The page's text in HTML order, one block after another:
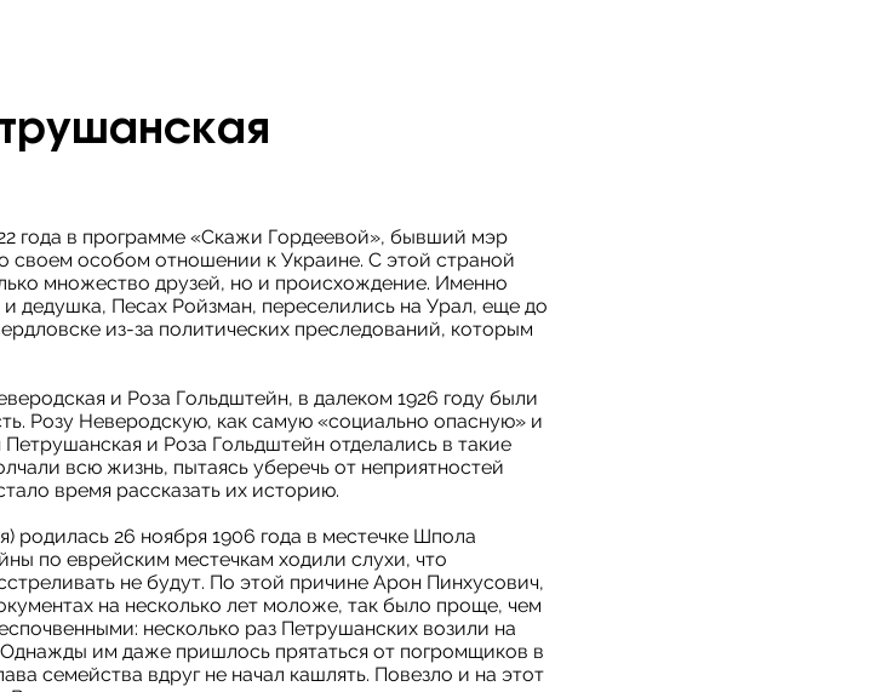
года в программе «Скажи Гордеевой», бывший мэр
своем особом отношении к Украине. C этой страной
множество друзей, но и происхождение. Именно
дедушка, Песах Ройзман, переселились на Урал, еще до
из-за политических преследований, которым
и Роза Гольдштейн, в далеком 1926 году были
Розу Неверодскую, как самую «социально опасную» и
и Роза Гольдштейн отделались в такие
всю жизнь, пытаясь уберечь от неприятностей
время рассказать их историю.
26 ноября 1906 года в местечке Шпола
по еврейским местечкам ходили слухи, что
не будут. По этой причине Арон Пинхусович,
на несколько лет моложе, так было проще, чем
несколько раз Петрушанских возили на
им даже пришлось прятаться от погромщиков в
семейства вдруг не начал кашлять. Повезло и на этот